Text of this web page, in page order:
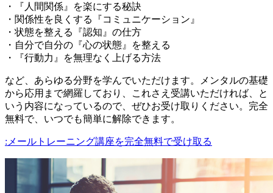
・『人間関係』を楽にする秘訣
・関係性を良くする『コミュニケーション』
・状態を整える『認知』の仕方
・自分で自分の『心の状態』を整える
・『行動力』を無理なく上げる方法
など、あらゆる分野を学んでいただけます。メンタルの基礎
から応用まで網羅しており、これさえ受講いただければ、と
いう内容になっているので、ぜひお受け取りください。完全
無料で、いつでも簡単に解除できます。
:メールトレーニング講座を完全無料で受け取る